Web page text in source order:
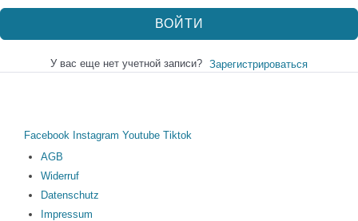
ВОЙТИ
У вас еще нет учетной записи? Зарегистрироваться
Facebook Instagram Youtube Tiktok
AGB
Widerruf
Datenschutz
Impressum